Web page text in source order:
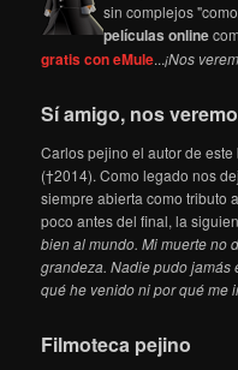
sin complejos
películas online
gratis con eMule...¡Nos
Sí amigo, nos
Carlos pejino el autor de
(†2014). Como legado nos
siempre abierta como tributo
poco antes del final, la
bien al mundo. Mi muerte no
grandeza. Nadie pudo jamás
qué he venido ni por qué me
Filmoteca pejino